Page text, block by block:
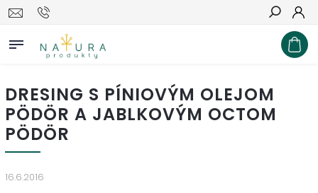
Hľadať
DRESING S PÍNIOVÝM OLEJOM
PÖDÖR A JABLKOVÝM OCTOM
PÖDÖR
16.6.2016